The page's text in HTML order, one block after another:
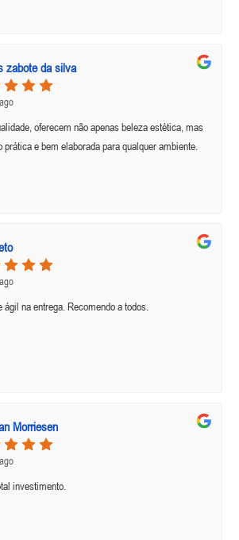
zabote da silva
oferecem não apenas beleza estética, mas
e bem elaborada para qualquer ambiente.
na entrega. Recomendo a todos.
Morriesen
investimento.